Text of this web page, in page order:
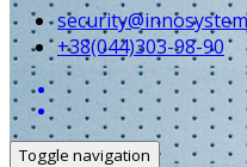
+38(044)303-98-90
Toggle navigation